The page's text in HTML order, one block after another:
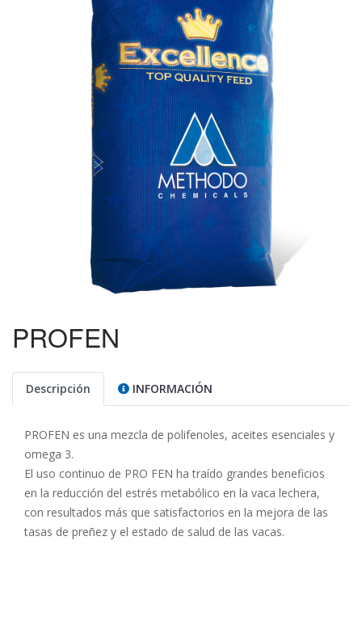
Rumiantes Aves
Cerdos Acuicultura
Ornitología Apicultura
Palomas de carreras
Biogas
PROFEN
Descripción INFORMACIÓN
PROFEN es una mezcla de polifenoles, aceites esenciales y
omega 3.
El uso continuo de PRO FEN ha traído grandes beneficios
en la reducción del estrés metabólico en la vaca lechera,
con resultados más que satisfactorios en la mejora de las
tasas de preñez y el estado de salud de las vacas.